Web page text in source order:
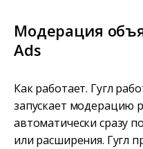
Модерация
Ads
Как работает. Гугл
запускает модерацию
автоматически сразу
или расширения. Гугл